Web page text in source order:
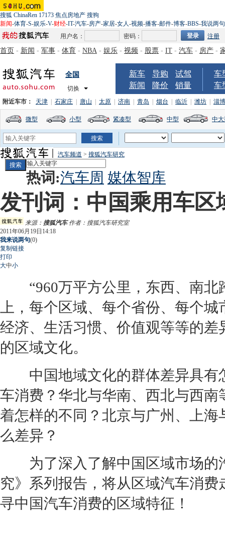
搜狐 ChinaRen 17173 焦点房地产 搜狗
新闻-体育-S-娱乐-V-财经-IT-汽车-房产-家居-女人-视频-播客-邮件-博客-BBS-我说两句
用户名：
密码： 注册
首页 - 新闻 - 军事 - 体育 - NBA - 娱乐 - 视频 - 股票 - IT - 汽车 - 房产 -
全国
切换
新车 导购
试驾
新闻
降价 销量
车
车
附近车市： 天津 石家庄 唐山 太原 济南 青岛 烟台 临沂 潍坊 淄博
微型 小型 紧凑型 中型 中
汽车频道 > 搜狐汽车研究
热词:汽车周 媒体智库
发刊词：中国乘用车
来源： 搜狐汽车作者：搜狐汽车研究室
2011年06月19日14:18
我来说两句(0)
复制链接
打印
大中小
“960万平方公里，东西、南北
上，每个区域、每个省份、每个
经济、生活习惯、价值观等等的
的区域文化。
中国地域文化的群体差异具有
车消费？华北与华南、西北与西
着怎样的不同？北京与广州、上
么差异？
为了深入了解中国区域市场的
究》系列报告，将从区域汽车消
寻中国汽车消费的区域特征！